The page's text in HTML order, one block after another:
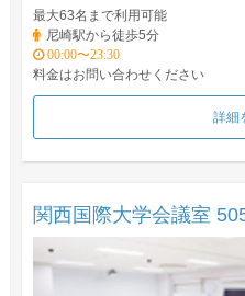
最大63名まで利用可能
尼崎駅から徒歩5分
00:00〜23:30
料金はお問い合わせください
詳細
関西国際大学会議室